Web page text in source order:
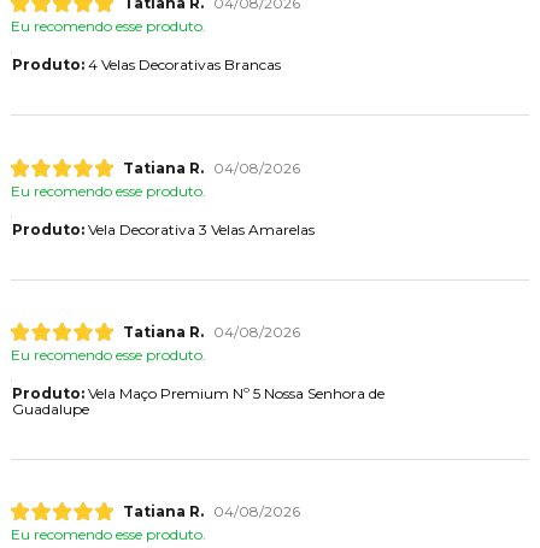
Eu recomendo esse produto.
Produto:4 Velas Decorativas Brancas
Tatiana R.
04/08/2026
Eu recomendo esse produto.
Produto:Vela Decorativa 3 Velas Amarelas
Tatiana R.
04/08/2026
Eu recomendo esse produto.
Produto:Vela Maço Premium Nº 5 Nossa Senhora de
Guadalupe
Tatiana R.
04/08/2026
Eu recomendo esse produto.